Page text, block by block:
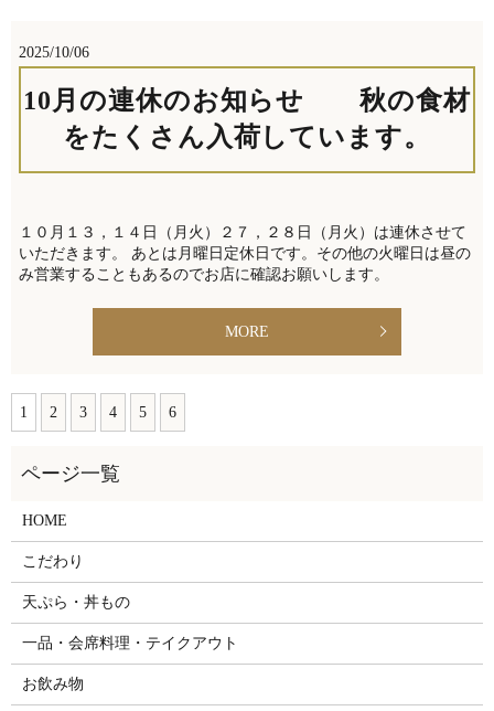
2025/10/06
10月の連休のお知らせ 秋の食材
をたくさん入荷しています。
１０月１３，１４日（月火）２７，２８日（月火）は連休させて
いただきます。 あとは月曜日定休日です。その他の火曜日は昼の
み営業することもあるのでお店に確認お願いします。
MORE
1 2 3 4 5 6
HOME
こだわり
天ぷら・丼もの
一品・会席料理・テイクアウト
お飲み物